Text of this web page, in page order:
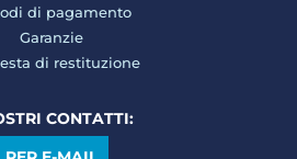
di pagamento
Garanzie
di restituzione
CONTATTI: